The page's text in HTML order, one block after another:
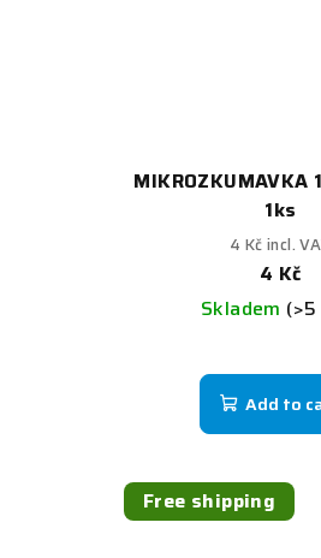
MIKROZKUMAVKA
1ks
4 Kč incl.
4 Kč
Skladem
Add to
Free shipping